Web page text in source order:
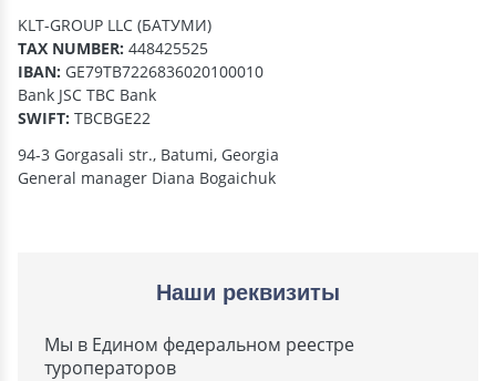
KLT-GROUP LLC (БАТУМИ)
TAX NUMBER: 448425525
IBAN: GE79TB7226836020100010
Bank JSC TBC Bank
SWIFT: TBCBGE22
94-3 Gorgasali str., Batumi, Georgia
General manager Diana Bogaichuk
Наши реквизиты
Мы в Едином федеральном реестре
туроператоров